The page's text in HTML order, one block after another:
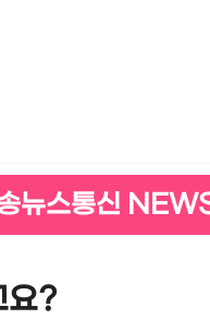
뉴스통신
요?